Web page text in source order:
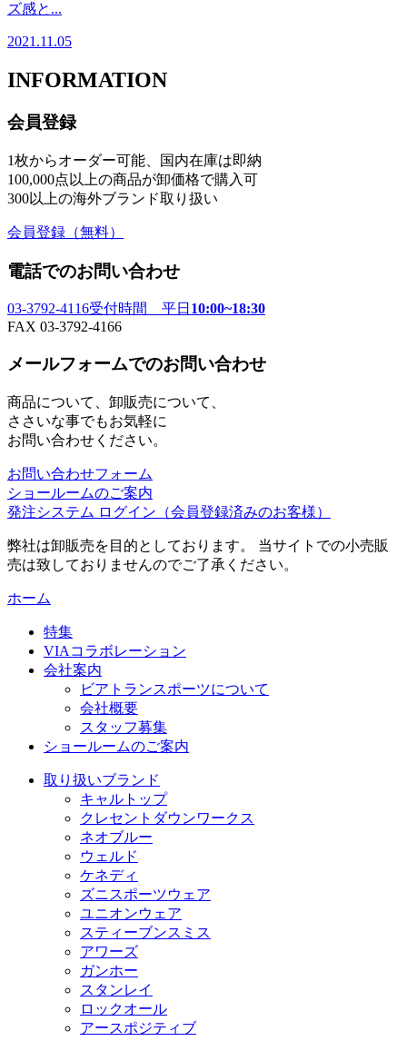
ズ感と...
2021.11.05
INFORMATION
会員登録
1枚からオーダー可能、国内在庫は即納
100,000点以上の商品が卸価格で購入可
300以上の海外ブランド取り扱い
会員登録 （無料）
電話でのお問い合わせ
03-3792-4116受付時間 平日 10:00~18:30
FAX 03-3792-4166
メールフォームでのお問い合わせ
商品について、卸販売について、
ささいな事でもお気軽に
お問い合わせください。
お問い合わせフォーム
ショールームのご案内
発注システム ログイン （会員登録済みのお客様）
弊社は卸販売を目的としております。 当サイトでの小売販
売は致しておりませんのでご了承ください。
ホーム
特集
VIAコラボレーション
会社案内
ビアトランスポーツについて
会社概要
スタッフ募集
ショールームのご案内
取り扱いブランド
キャルトップ
クレセントダウンワークス
ネオブルー
ウェルド
ケネディ
ズニスポーツウェア
ユニオンウェア
スティーブンスミス
アワーズ
ガンホー
スタンレイ
ロックオール
アースポジティブ